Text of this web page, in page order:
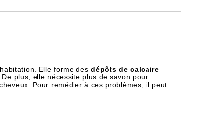
Elle forme desdépôts de calcaire
plus, elle nécessite plus de savon pour
Pour remédier à ces problèmes, il peut